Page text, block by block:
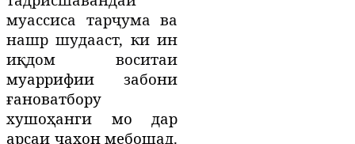
муассиса тарҷума ва
нашр шудааст, ки ин
иқдом воситаи
муаррифии забони
ғановатбору
хушоҳанги мо дар
арсаи ҷаҳон мебошад.